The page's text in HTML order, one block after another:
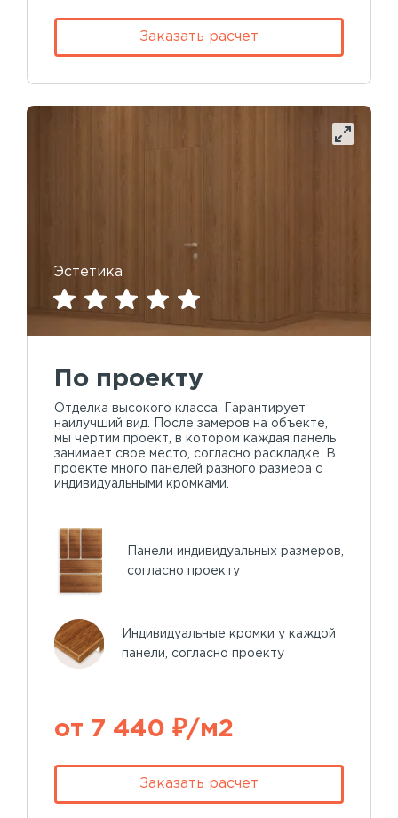
Заказать расчет
Эстетика
По проекту
Отделка высокого класса. Гарантирует
наилучший вид. После замеров на объекте,
мы чертим проект, в котором каждая панель
занимает свое место, согласно раскладке. В
проекте много панелей разного размера с
индивидуальными кромками.
Панели индивидуальных размеров,
согласно проекту
Индивидуальные кромки у каждой
панели, согласно проекту
от 7 440 ₽/м2
Заказать расчет